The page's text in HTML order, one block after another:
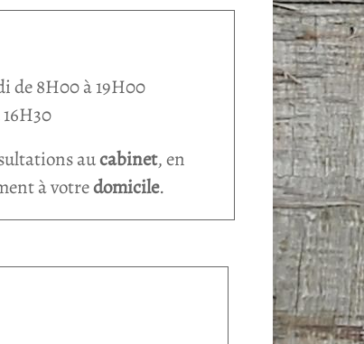
de 8H00 à 19H00
aucabinet, en
à votredomicile.